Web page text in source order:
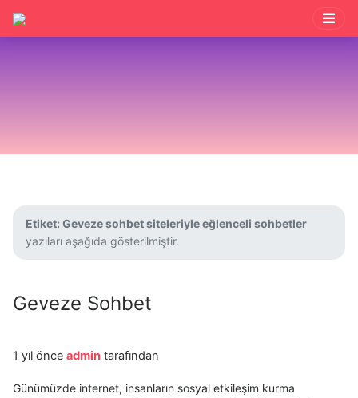
Etiket: Geveze sohbet siteleriyle eğlenceli sohbetler
yazıları aşağıda gösterilmiştir.
Geveze Sohbet
1 yıl önce admin tarafından
Günümüzde internet, insanların sosyal etkileşim kurma